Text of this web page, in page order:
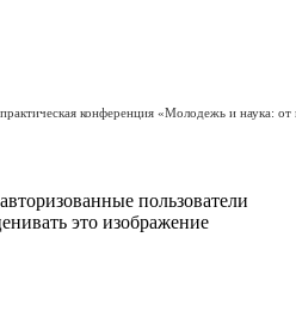
конференция «Молодежь и наука: от
пользователи
это изображение